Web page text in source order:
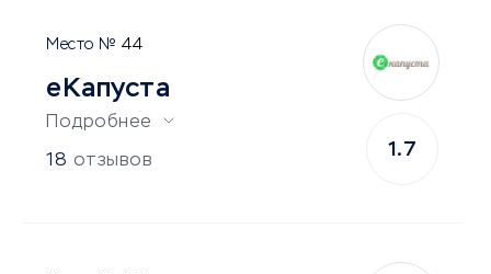
44
еКапуста
Подробнее
18 отзывов
1.7